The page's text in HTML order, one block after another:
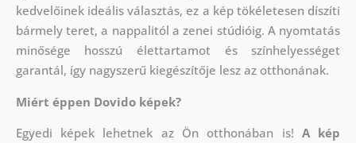
kedvelőinek ideális választás, ez a kép tökéletesen díszíti
bármely teret, a nappalitól a zenei stúdióig. A nyomtatás
minősége hosszú élettartamot és színhelyességet
garantál, így nagyszerű kiegészítője lesz az otthonának.
Miért éppen Dovido képek?
Egyedi képek lehetnek az Ön otthonában is! A kép